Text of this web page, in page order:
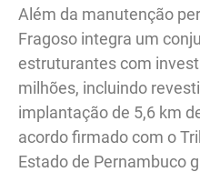
Além da manutenção
Fragoso integra um
estruturantes com
milhões, incluindo
implantação de 5,6 km
acordo firmado com o
Estado de Pernambuco